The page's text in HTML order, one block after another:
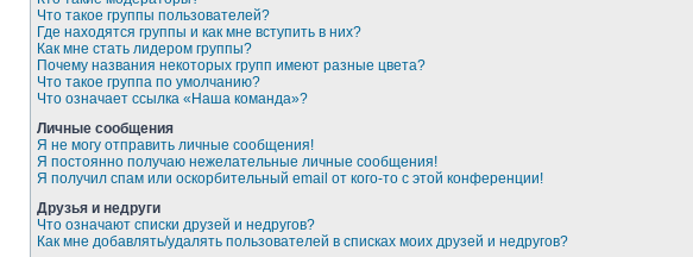
Что такое группы пользователей?
Где находятся группы и как мне вступить в них?
Как мне стать лидером группы?
Почему названия некоторых групп имеют разные цвета?
Что такое группа по умолчанию?
Что означает ссылка «Наша команда»?
Личные сообщения
Я не могу отправить личные сообщения!
Я постоянно получаю нежелательные личные сообщения!
Я получил спам или оскорбительный email от кого-то с этой конференции!
Друзья и недруги
Что означают списки друзей и недругов?
Как мне добавлять/удалять пользователей в списках моих друзей и недругов?